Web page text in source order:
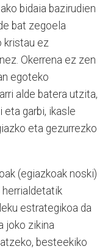
bidaia bazirudien
bat zegoela
kristau ez
Okerrena ez zen
egoteko
alde batera utzita,
eta garbi, ikasle
eta gezurrezko
(egiazkoak noski)
herrialdetatik
estrategikoa da
joko zikina
besteekiko